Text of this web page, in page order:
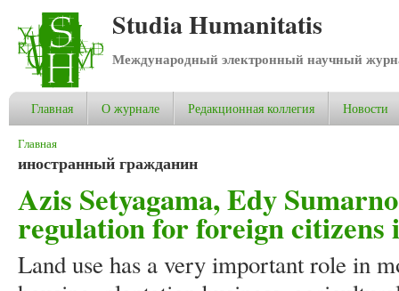
Studia Humanitatis
Международный электронный научный
Главная О журнале Редакционная коллегия Новости
Вы здесь
Главная
иностранный гражданин
Azis Setyagama, Edy
regulation for foreign citizens
Land use has a very important role in